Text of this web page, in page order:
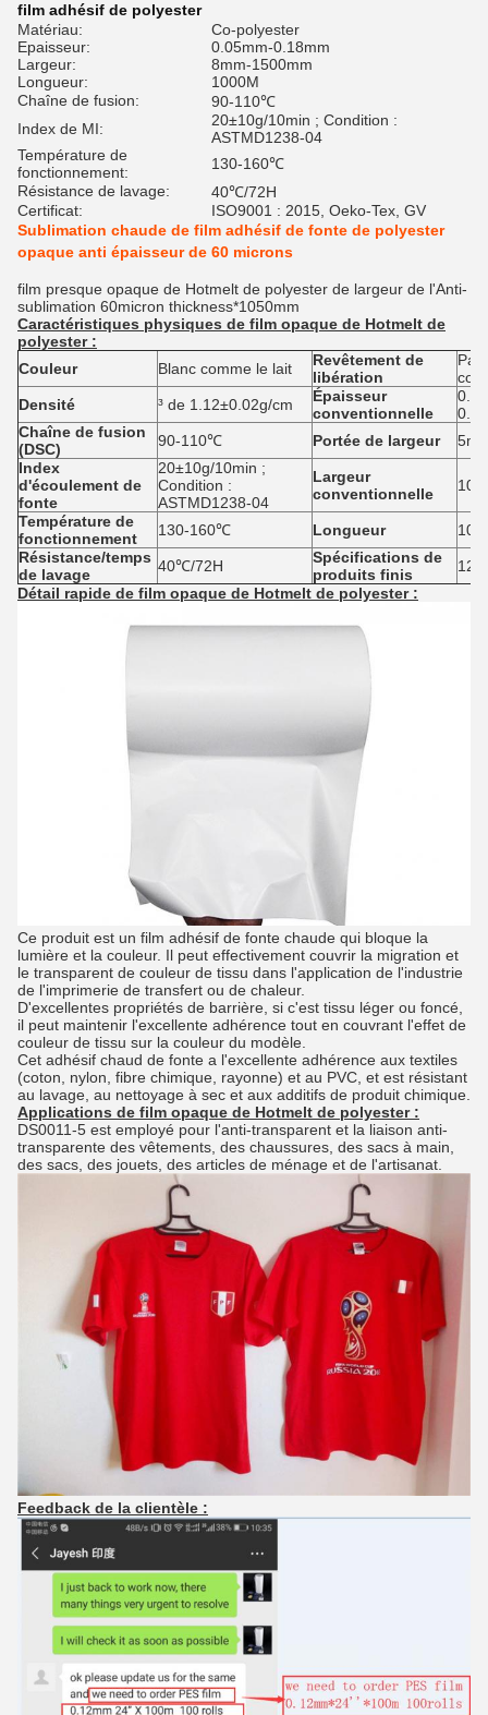
film adhésif de polyester
Matériau:
Co-polyester
Epaisseur:
0.05mm-0.18mm
Largeur:
8mm-1500mm
Longueur:
1000M
Chaîne de fusion:
90-110℃
Index de MI:
20±10g/10min ; Condition :
ASTMD1238-04
Température de
fonctionnement:
130-160℃
Résistance de lavage:
40℃/72H
Certificat:
ISO9001 : 2015, Oeko-Tex, GV
Sublimation chaude de film adhésif de fonte de polyester
opaque anti épaisseur de 60 microns
film presque opaque de Hotmelt de polyester de largeur de l'Anti-
sublimation 60micron thickness*1050mm
Caractéristiques physiques de film opaque de Hotmelt de
polyester :
Couleur
Blanc comme le lait
Revêtement de
libération
Densité
³ de 1.12±0.02g/cm
Épaisseur
conventionnelle
Chaîne de fusion
(DSC)
90-110℃ Portée de largeur
Index
d'écoulement de
fonte
20±10g/10min ;
Condition :
ASTMD1238-04
Largeur
conventionnelle
Température de
fonctionnement
130-160℃ Longueur
Résistance/temps
de lavage
40℃/72H
Spécifications de
produits finis
Détail rapide de film opaque de Hotmelt de polyester :
Ce produit est un film adhésif de fonte chaude qui bloque la
lumière et la couleur. Il peut effectivement couvrir la migration et
le transparent de couleur de tissu dans l'application de l'industrie
de l'imprimerie de transfert ou de chaleur.
D'excellentes propriétés de barrière, si c'est tissu léger ou foncé,
il peut maintenir l'excellente adhérence tout en couvrant l'effet de
couleur de tissu sur la couleur du modèle.
Cet adhésif chaud de fonte a l'excellente adhérence aux textiles
(coton, nylon, fibre chimique, rayonne) et au PVC, et est résistant
au lavage, au nettoyage à sec et aux additifs de produit chimique.
Applications de film opaque de Hotmelt de polyester :
DS0011-5 est employé pour l'anti-transparent et la liaison anti-
transparente des vêtements, des chaussures, des sacs à main,
des sacs, des jouets, des articles de ménage et de l'artisanat.
Feedback de la clientèle :